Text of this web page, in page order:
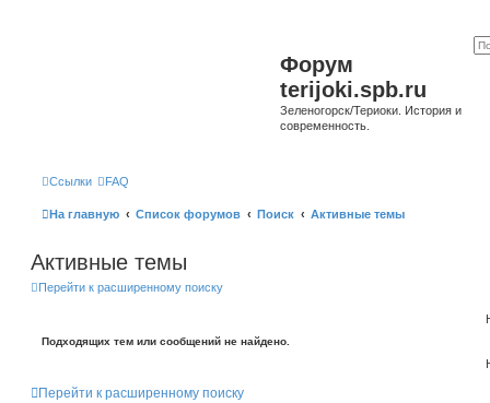
Форум
terijoki.spb.ru
Зеленогорск/Териоки. История и
современность.
Ссылки FAQ
На главную Список форумов Поиск Активные темы
Активные темы
Перейти к расширенному поиску
Подходящих тем или сообщений не найдено.
Перейти к расширенному поиску